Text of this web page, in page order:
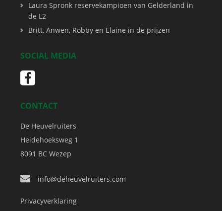
Laura Spronk reservekampioen van Gelderland in
de L2
Britt, Anwen, Robby en Elaine in de prijzen
SOCIAL MEDIA
CONTACT
De Heuvelruiters
Heidehoeksweg 1
8091 BC Wezep
info@deheuvelruiters.com
Privacyverklaring